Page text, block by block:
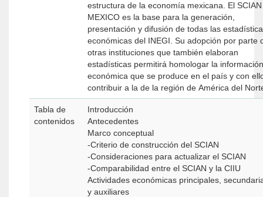
estructura de la economía mexicana. El SCIAN
MEXICO es la base para la generación,
presentación y difusión de todas las
económicas del INEGI. Su adopción por parte
otras instituciones que también elaboran
estadísticas permitirá homologar la información
económica que se produce en el país y con
contribuir a la de la región de América del
Tabla de
contenidos
Introducción
Antecedentes
Marco conceptual
-Criterio de construcción del SCIAN
-Consideraciones para actualizar el SCIAN
-Comparabilidad entre el SCIAN y la CIIU
Actividades económicas principales,
y auxiliares